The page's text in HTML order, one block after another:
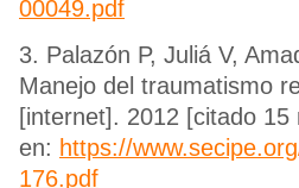
00049.pdf
3. Palazón P, Juliá V,
Manejo del traumatismo
[internet]. 2012 [citado
en: https://
176.pdf